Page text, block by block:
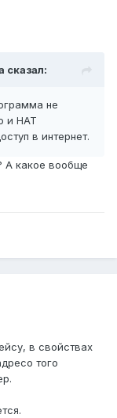
сказал:
не
и НАТ
в интернет.
А какое вообще
в свойствах
того